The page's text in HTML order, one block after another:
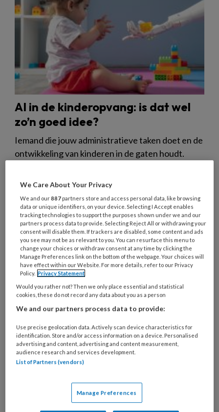
AI in de kinderopvang: is dat wel
zo’n goed idee?
Iemand die jouw administratieve taken doet en de
ontwikkeling van kinderen in de gaten houdt.
andere taken van pedagogisch professionals en
wel?
24 NOVEMBER 2025 ACHTERGROND
PEDAGOGISCH
PROFESSIONAL
We Care About Your Privacy
We and our887 partners store and access personal data, like browsing
data or unique identifiers, on your device. Selecting I Accept enables
tracking technologies to support the purposes shown under we and our
partners process data to provide. Selecting Reject All or withdrawing your
consent will disable them. If trackers are disabled, some content and ads
you see may not be as relevant to you. You can resurface this menu to
change your choices or withdraw consent at any time by clicking the
Manage Preferences link on the bottom of the webpage. Your choices will
have effect within our Website. For more details, refer to our Privacy
Policy. Privacy Statement
Would you rather not? Then we only place essential and statistical
cookies, these do not record any data about you as a person
We and our partners process data to provide:
Use precise geolocation data. Actively scan device characteristics for
identification. Store and/or access information on a device. Personalised
advertising and content, advertising and content measurement,
audience research and services development.
List of Partners (vendors)
Manage Preferences